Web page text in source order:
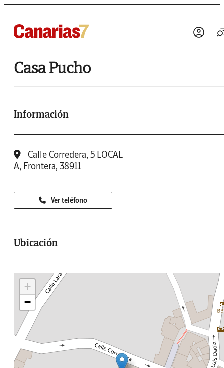
Casa Pucho
Información
Calle Corredera, 5 LOCAL
A, Frontera, 38911
Ver teléfono
Ubicación
+
−